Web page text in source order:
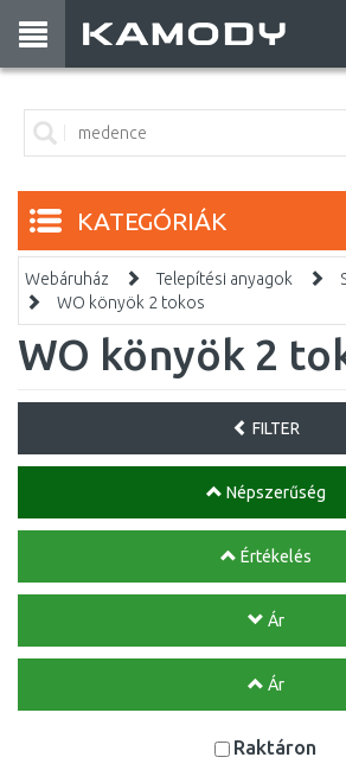
KATEGÓRIÁK
Webáruház Telepítési anyagok
WO könyök 2 tokos
WO könyök 2
FILTER
Népszerűség
Értékelés
Ár
Ár
Raktáron